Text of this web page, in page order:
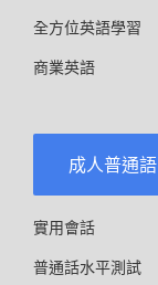
全方位英語學習
商業英語
成人普通語
實用會話
普通話水平測試